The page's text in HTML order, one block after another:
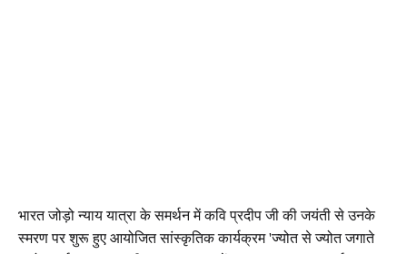
भारत जोड़ो न्याय यात्रा के समर्थन में कवि प्रदीप जी की जयंती से उनके
स्मरण पर शुरू हुए आयोजित सांस्कृतिक कार्यक्रम 'ज्योत से ज्योत जगाते